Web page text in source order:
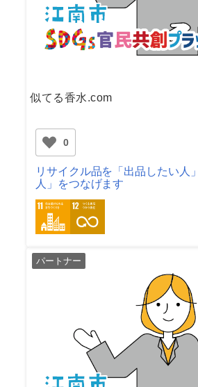
似てる香水.com
0
リサイクル品を「出品したい人
人」をつなげます
パートナー